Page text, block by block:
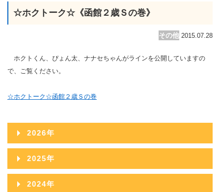
☆ホクトーク☆《函館２歳Ｓの巻》
その他 2015.07.28
ホクトくん、ぴょん太、ナナセちゃんがラインを公開していますの
で、ご覧ください。
☆ホクトーク☆函館２歳Ｓの巻
2026年
2026年08月
2026年07月
2025年
2025年12月
2024年